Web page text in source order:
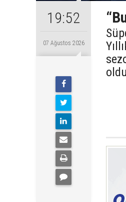
19:52
07 Ağustos 2026